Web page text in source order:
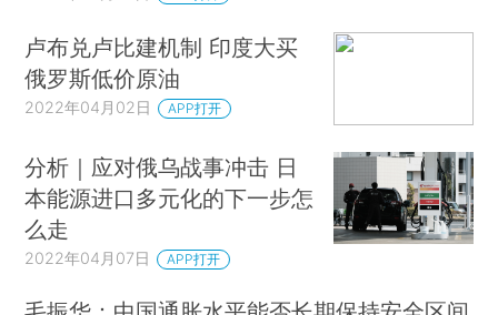
卢布兑卢比建机制 印度大买
俄罗斯低价原油
2022年04月02日 APP打开
分析｜应对俄乌战事冲击 日
本能源进口多元化的下一步怎
么走
2022年04月07日 APP打开